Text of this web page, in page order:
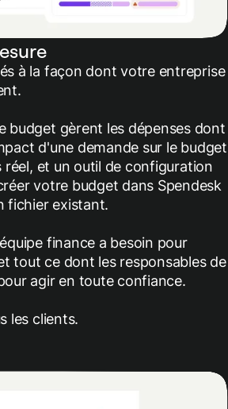
à la façon dont votre entreprise
budget gèrent les dépenses dont
d'une demande sur le budget
réel, et un outil de configuration
votre budget dans Spendesk
fichier existant.
finance a besoin pour
tout ce dont les responsables de
agir en toute confiance.
les clients.